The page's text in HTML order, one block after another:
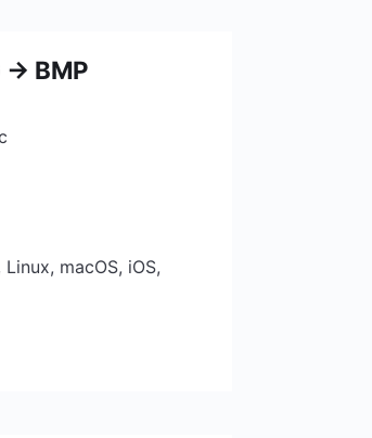
→ BMP
macOS, iOS,